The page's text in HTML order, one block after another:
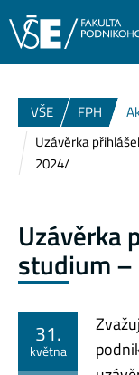
VŠE FPH
Uzávěrka
2024/
Uzávěrka
studium
31.
května